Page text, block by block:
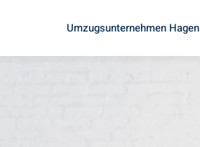
Umzugsunternehmen Hagen